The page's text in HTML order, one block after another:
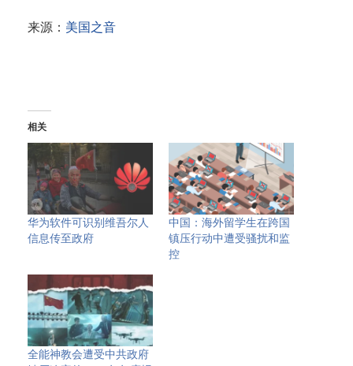
来源： 美国之音
相关
华为软件可识别维吾尔人
信息传至政府
中国：海外留学生在跨国
镇压行动中遭受骚扰和监
控
全能神教会遭受中共政府